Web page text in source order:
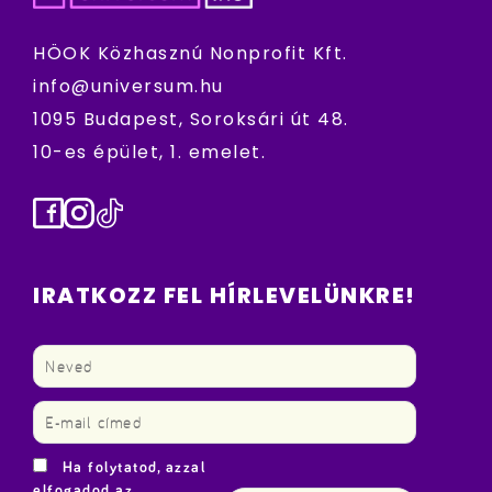
HÖOK Közhasznú Nonprofit Kft.
info@universum.hu
1095 Budapest, Soroksári út 48.
10-es épület, 1. emelet.
Facebook
Instagram
TikTok
IRATKOZZ FEL HÍRLEVELÜNKRE!
Ha folytatod, azzal